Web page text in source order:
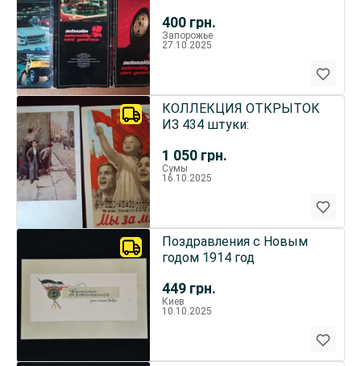
400 грн.
Запорожье
27.10.2025
1 050 грн.
КОЛЛЕКЦИЯ ОТКРЫТОК
ИЗ 434 штуки:
Сумы
16.10.2025
449 грн.
Поздравления с Новым
годом 1914 год
Киев
10.10.2025